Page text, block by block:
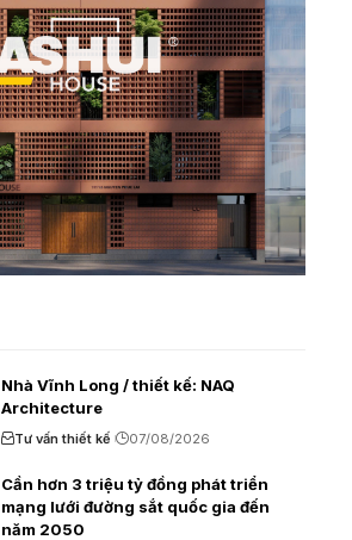
Nhà Vĩnh Long / thiết kế: NAQ
Architecture
Tư vấn thiết kế 07/08/2026
Cần hơn 3 triệu tỷ đồng phát triển
mạng lưới đường sắt quốc gia đến
năm 2050